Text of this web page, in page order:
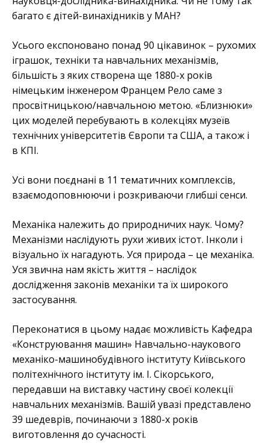
багато є дітей-винахідників у МАН?
Усього експоновано понад 90 цікавинок – рухомих
іграшок, техніки та навчальних механізмів,
більшість з яких створена ще 1880-х років
німецьким інженером Францем Рело саме з
просвітницькою/навчальною метою. «Близнюки»
цих моделей перебувають в колекціях музеїв
технічних університетів Європи та США, а також і
в КПІ.
Усі вони поєднані в 11 тематичних комплексів,
взаємодоповнюючи і розкриваючи глибші сенси.
Механіка належить до природничих наук. Чому?
Механізми наслідують рухи живих істот. Інколи і
візуально їх нагадують. Уся природа – це механіка.
Уся звична нам якість життя – наслідок
дослідження законів механіки та їх широкого
застосування.
Переконатися в цьому надає можливість Кафедра
«Конструювання машин» Навчально-наукового
механіко-машинобудівного інституту Київського
політехнічного інституту ім. І. Сікорського,
передавши на виставку частину своєї колекції
навчальних механізмів. Вашій увазі представлено
39 шедеврів, починаючи з 1880-х років
виготовлення до сучасності.